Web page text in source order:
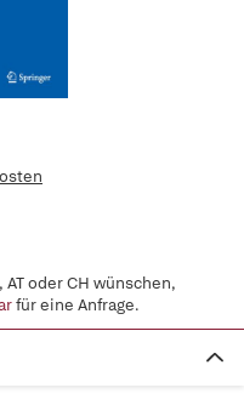
oder CH wünschen,
für eine Anfrage.